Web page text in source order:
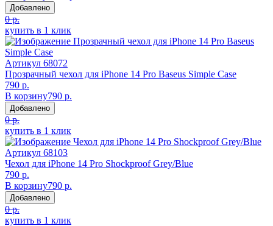
Добавлено
0 р.
купить в 1 клик
Артикул 68072
Прозрачный чехол для iPhone 14 Pro Baseus Simple Case
790 р.
В корзину790 р.
Добавлено
0 р.
купить в 1 клик
Артикул 68103
Чехол для iPhone 14 Pro Shockproof Grey/Blue
790 р.
В корзину790 р.
Добавлено
0 р.
купить в 1 клик